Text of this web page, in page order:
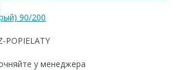
90/200
POPIELATY
у менеджера